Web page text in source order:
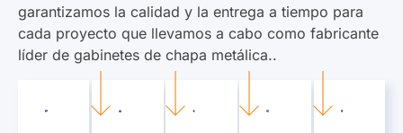
garantizamos la calidad y la entrega a tiempo para
cada proyecto que llevamos a cabo como fabricante
líder de gabinetes de chapa metálica..